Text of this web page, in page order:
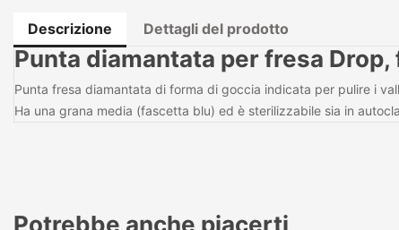
Descrizione Dettagli del prodotto
Punta diamantata per fresa Drop,
Punta fresa diamantata di forma di goccia indicata per pulire i
Ha una grana media (fascetta blu) ed è sterilizzabile sia in
Potrebbe anche piacerti